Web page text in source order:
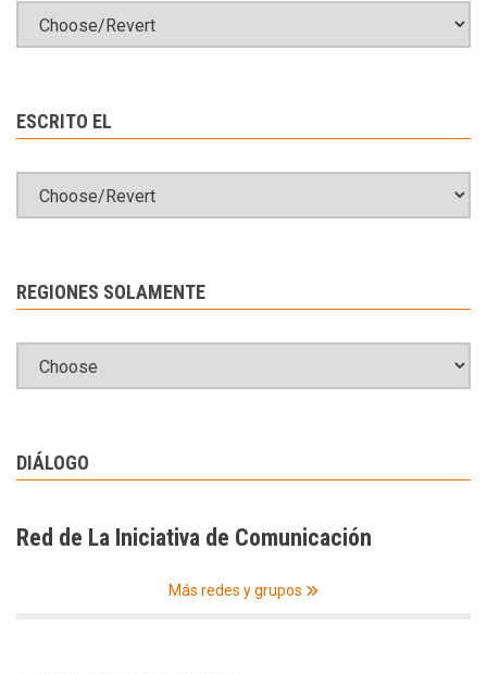
ESCRITO EL
REGIONES SOLAMENTE
DIÁLOGO
Red de La Iniciativa de Comunicación
Más redes y grupos